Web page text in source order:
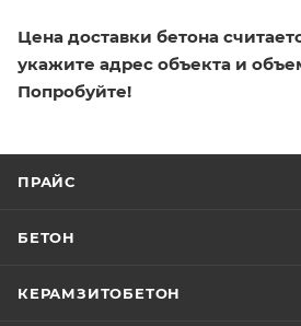
Цена доставки бетона
укажите адрес объекта и
Попробуйте!
ПРАЙС
БЕТОН
КЕРАМЗИТОБЕТОН